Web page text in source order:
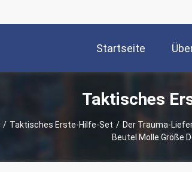
Startseite
Taktisches
/ Taktisches Erste-Hilfe-Set / Der Trauma-
Beutel Molle Größe